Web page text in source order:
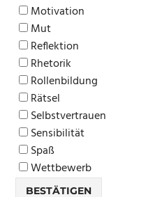
Motivation
Mut
Reflektion
Rhetorik
Rollenbildung
Rätsel
Selbstvertrauen
Sensibilität
Spaß
Wettbewerb